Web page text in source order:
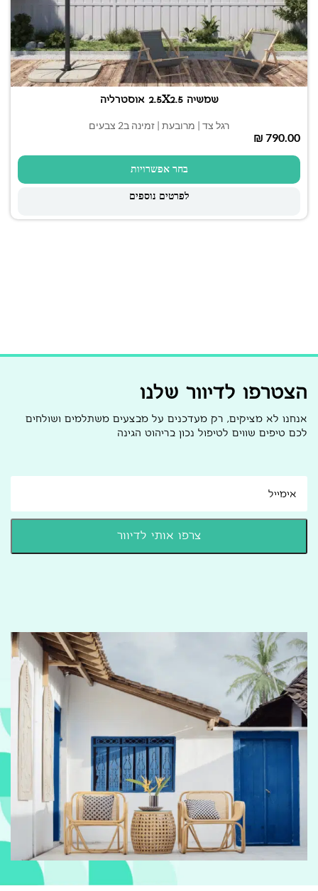
שמשיה 2.5X2.5 אוסטרליה
רגל צד | מרובעת | זמינה ב2 צבעים
₪
בחר אפשרויות
לפרטים נוספים
הצטרפו לדיוור שלנו
אנחנו לא מציקים, רק מעדכנים על מבצעים משתלמים ושולחים
לכם טיפים שווים לטיפול נכון בריהוט הגינה